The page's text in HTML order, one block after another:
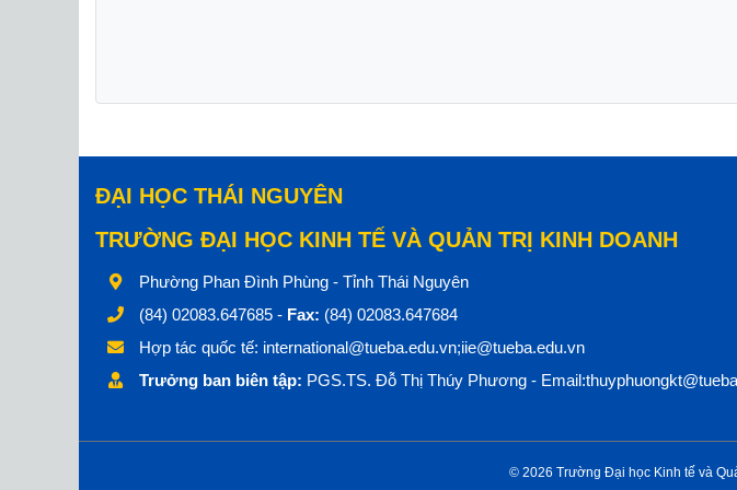
ĐẠI HỌC THÁI NGUYÊN
TRƯỜNG ĐẠI HỌC KINH TẾ VÀ QUẢN TRỊ KINH DOANH
Phường Phan Đình Phùng - Tỉnh Thái Nguyên
(84) 02083.647685 - Fax: (84) 02083.647684
Hợp tác quốc tế: international@tueba.edu.vn;iie@tueba.edu.vn
Trưởng ban biên tập: PGS.TS. Đỗ Thị Thúy Phương -
© 2026 Trường Đại học Kinh tế và